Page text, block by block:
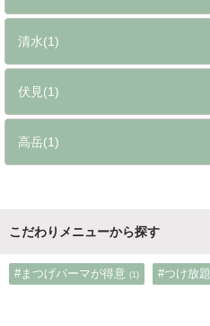
清水(1)
伏見(1)
高岳(1)
こだわりメニューから探す
#まつげパーマが得意 (1) #つけ放題